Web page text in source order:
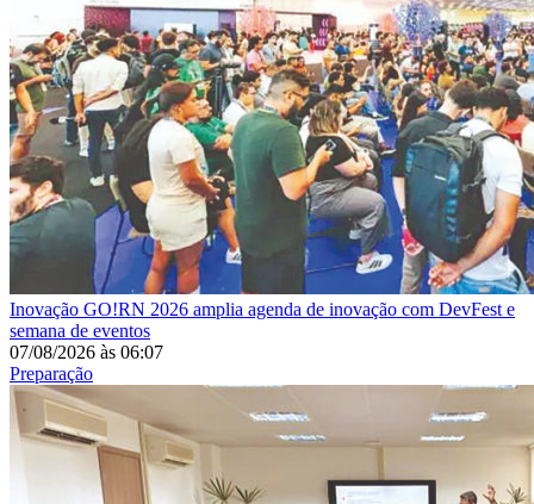
Inovação GO!RN 2026 amplia agenda de inovação com DevFest e
semana de eventos
07/08/2026 às 06:07
Preparação